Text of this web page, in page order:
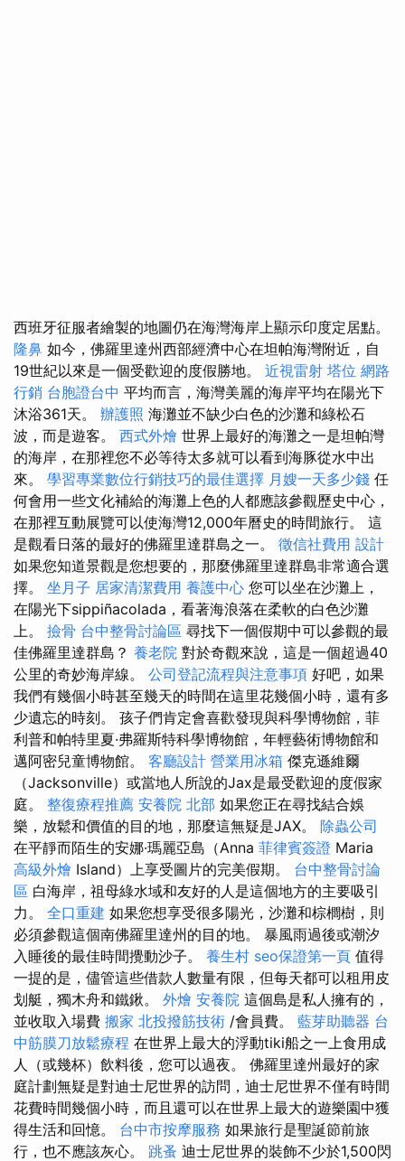
西班牙征服者繪製的地圖仍在海灣海岸上顯示印度定居點。
隆鼻 如今，佛羅里達州西部經濟中心在坦帕海灣附近，自
19世紀以來是一個受歡迎的度假勝地。 近視雷射 塔位 網路
行銷 台胞證台中 平均而言，海灣美麗的海岸平均在陽光下
沐浴361天。 辦護照 海灘並不缺少白色的沙灘和綠松石
波，而是遊客。 西式外燴 世界上最好的海灘之一是坦帕灣
的海岸，在那裡您不必等待太多就可以看到海豚從水中出
來。 學習專業數位行銷技巧的最佳選擇 月嫂一天多少錢 任
何會用一些文化補給的海灘上色的人都應該參觀歷史中心，
在那裡互動展覽可以使海灣12,000年曆史的時間旅行。 這
是觀看日落的最好的佛羅里達群島之一。 徵信社費用 設計
如果您知道景觀是您想要的，那麼佛羅里達群島非常適合選
擇。 坐月子 居家清潔費用 養護中心 您可以坐在沙灘上，
在陽光下sippiñacolada，看著海浪落在柔軟的白色沙灘
上。 撿骨 台中整骨討論區 尋找下一個假期中可以參觀的最
佳佛羅里達群島？ 養老院 對於奇觀來說，這是一個超過40
公里的奇妙海岸線。 公司登記流程與注意事項 好吧，如果
我們有幾個小時甚至幾天的時間在這里花幾個小時，還有多
少遺忘的時刻。 孩子們肯定會喜歡發現與科學博物館，菲
利普和帕特里夏·弗羅斯特科學博物館，年輕藝術博物館和
邁阿密兒童博物館。 客廳設計 營業用冰箱 傑克遜維爾
（Jacksonville）或當地人所說的Jax是最受歡迎的度假家
庭。 整復療程推薦 安養院 北部 如果您正在尋找結合娛
樂，放鬆和價值的目的地，那麼這無疑是JAX。 除蟲公司
在平靜而陌生的安娜·瑪麗亞島（Anna 菲律賓簽證 Maria
高級外燴 Island）上享受圖片的完美假期。 台中整骨討論
區 白海岸，祖母綠水域和友好的人是這個地方的主要吸引
力。 全口重建 如果您想享受很多陽光，沙灘和棕櫚樹，則
必須參觀這個南佛羅里達州的目的地。 暴風雨過後或潮汐
入睡後的最佳時間攪動沙子。 養生村 seo保證第一頁 值得
一提的是，儘管這些借款人數量有限，但每天都可以租用皮
划艇，獨木舟和鐵鍬。 外燴 安養院 這個島是私人擁有的，
並收取入場費 搬家 北投撥筋技術 /會員費。 藍芽助聽器 台
中筋膜刀放鬆療程 在世界上最大的浮動tiki船之一上食用成
人（或幾杯）飲料後，您可以過夜。 佛羅里達州最好的家
庭計劃無疑是對迪士尼世界的訪問，迪士尼世界不僅有時間
花費時間幾個小時，而且還可以在世界上最大的遊樂園中獲
得生活和回憶。 台中市按摩服務 如果旅行是聖誕節前旅
行，也不應該灰心。 跳蚤 迪士尼世界的裝飾不少於1,500閃